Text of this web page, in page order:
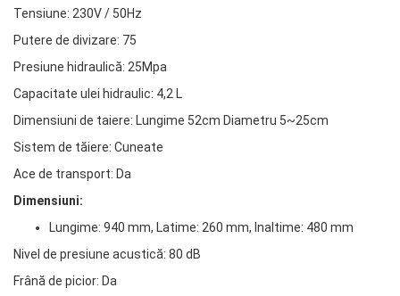
Tensiune: 230V / 50Hz
Putere de divizare: 75
Presiune hidraulică: 25Mpa
Capacitate ulei hidraulic: 4,2 L
Dimensiuni de taiere: Lungime 52cm Diametru 5~25cm
Sistem de tăiere: Cuneate
Ace de transport: Da
Dimensiuni:
Lungime: 940 mm, Latime: 260 mm, Inaltime: 480 mm
Nivel de presiune acustică: 80 dB
Frână de picior: Da